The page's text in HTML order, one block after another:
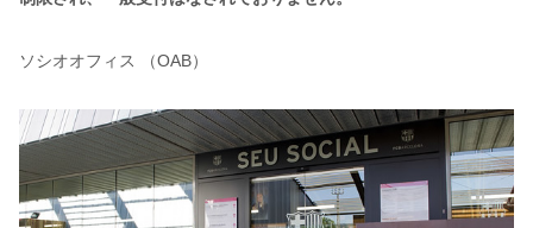
ソシオオフィス （OAB）